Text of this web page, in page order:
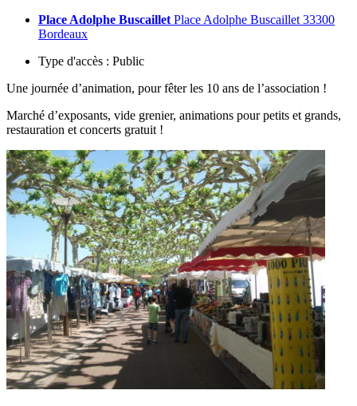
Place Adolphe Buscaillet Place Adolphe Buscaillet 33300
Bordeaux
Type d'accès : Public
Une journée d’animation, pour fêter les 10 ans de l’association !
Marché d’exposants, vide grenier, animations pour petits et grands,
restauration et concerts gratuit !